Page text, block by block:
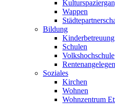
Wappen
Bildung
Kinderbetreuung
Schulen
Volkshochschule
Soziales
Kirchen
Wohnen
Wohnzentrum